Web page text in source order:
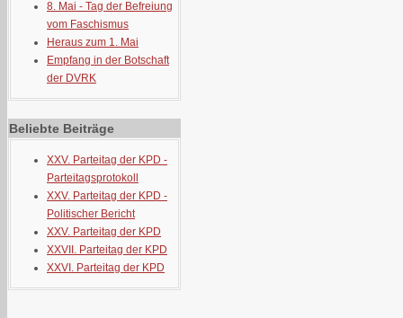
8. Mai - Tag der Befreiung
vom Faschismus
Heraus zum 1. Mai
Empfang in der Botschaft
der DVRK
Beliebte Beiträge
XXV. Parteitag der KPD -
Parteitagsprotokoll
XXV. Parteitag der KPD -
Politischer Bericht
XXV. Parteitag der KPD
XXVII. Parteitag der KPD
XXVI. Parteitag der KPD